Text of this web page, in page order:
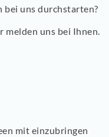
bei uns durchstarten?
melden uns bei Ihnen.
mit einzubringen